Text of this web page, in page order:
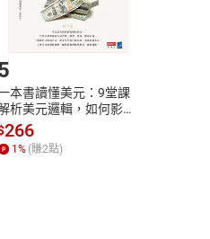
本書讀懂美元：9堂課
析美元邏輯，如何影響
球經濟和每個人的投資
【電子書】
266
1% (賺2點)